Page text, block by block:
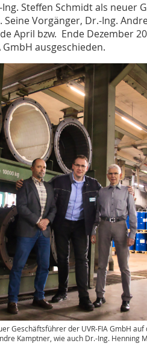
Steffen Schmidt als neuer
Seine Vorgänger, Dr.-Ing.
April bzw. Ende Dezember
ausgeschieden.
Geschäftsführer der UVR-FIA GmbH
Kamptner, wie auch Dr.-Ing. Henning